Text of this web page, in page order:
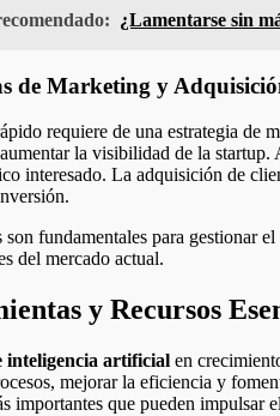
¿Lamentarse sin
de Marketing y
requiere de una estrategia de
la visibilidad de la
interesado. La adquisición de
son fundamentales para gestionar
del mercado actual.
y Recursos
inteligencia artificial en
mejorar la eficiencia y
importantes que pueden impulsar